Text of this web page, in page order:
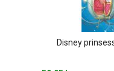
Disney